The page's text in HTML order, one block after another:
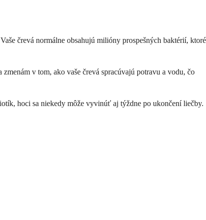
črevá normálne obsahujú milióny prospešných baktérií, ktoré
v tom, ako vaše črevá spracúvajú potravu a vodu, čo
hoci sa niekedy môže vyvinúť aj týždne po ukončení liečby.